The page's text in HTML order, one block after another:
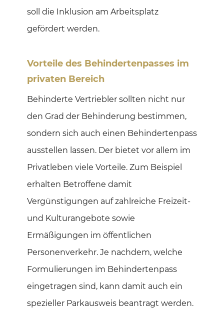
soll die Inklusion am Arbeitsplatz
gefördert werden.
Vorteile des Behindertenpasses im
privaten Bereich
Behinderte Vertriebler sollten nicht nur
den Grad der Behinderung bestimmen,
sondern sich auch einen Behindertenpass
ausstellen lassen. Der bietet vor allem im
Privatleben viele Vorteile. Zum Beispiel
erhalten Betroffene damit
Vergünstigungen auf zahlreiche Freizeit-
und Kulturangebote sowie
Ermäßigungen im öffentlichen
Personenverkehr. Je nachdem, welche
Formulierungen im Behindertenpass
eingetragen sind, kann damit auch ein
spezieller Parkausweis beantragt werden.